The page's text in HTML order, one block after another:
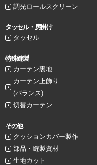
調光ロールスクリーン
タッセル・房掛け
タッセル
特殊縫製
カーテン裏地
カーテン上飾り
(バランス)
切替カーテン
その他
クッションカバー製作
部品・縫製資材
生地カット